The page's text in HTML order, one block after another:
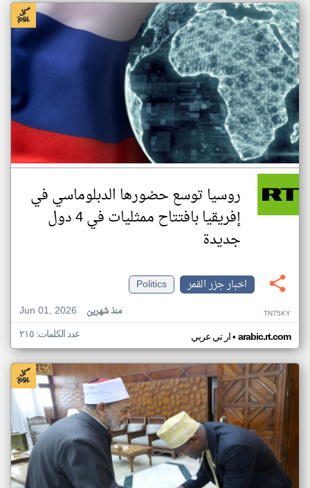
روسيا توسع حضورها الدبلوماسي في
إفريقيا بافتتاح ممثليات في 4 دول
جديدة
اخبار جزر القمر
Politics
Jun 01, 2026
منذ شهرين TN75KY
ار تي عربي• arabic.rt.com عدد الكلمات: ٢١٥